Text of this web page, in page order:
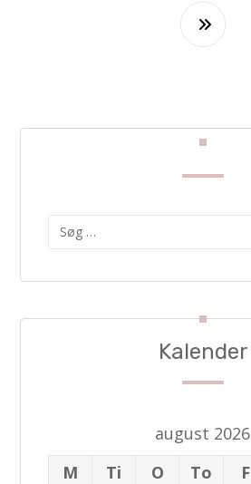
Kalender
august 2026
M
Ti O To F